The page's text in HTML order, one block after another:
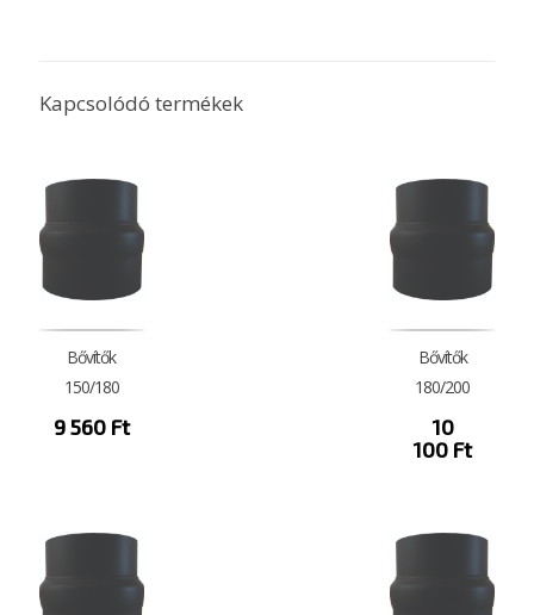
Kapcsolódó termékek
Bővítők
150/180
9 560 Ft
Bővítők
180/200
10
100 Ft